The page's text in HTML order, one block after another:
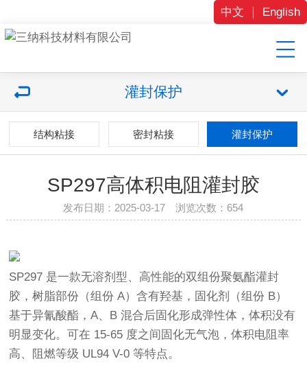
中文 ｜ English
灌封保护
结构粘接 密封粘接 灌封保护
SP297高体积电阻灌封胶
发布日期：2025-03-17 浏览次数： 654
SP297 是一款无溶剂型、高性能的双组份聚氨酯灌封
胶，树脂部份（组份 A）含有羟基，固化剂（组份 B）
基于异氰酸酯，A、B 混合后固化形成弹性体，体积没有
明显变化。可在 15-65 度之间固化无气泡，体积电阻率
高、阻燃等级 UL94 V-0 等特点。